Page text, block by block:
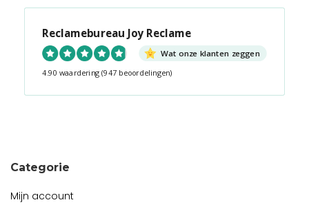
Reclamebureau Joy Reclame
Wat onze klanten zeggen
4.90 waardering (947 beoordelingen)
Categorie
Mijn account